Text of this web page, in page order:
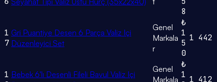
8
1
7
Gri Puantiye Desen 6 Parça Valiz Içi
Düzenleyici Set
Genel
Markala
r
₺
1
5
0
1 442
1 Bebek 6'lı Desenli Fileli Bavul Valiz Içi
Genel
Markala
₺
1 1 412